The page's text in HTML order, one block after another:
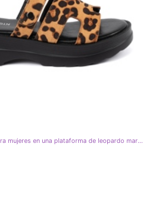
Goodin Zapatillas para mujeres en una plataforma de leopardo marrón